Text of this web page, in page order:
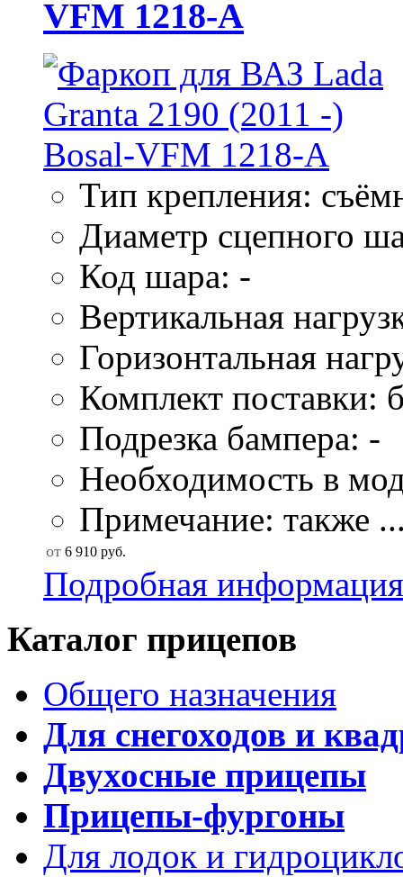
VFM 1218-A
Тип крепления:
Диаметр сцепного
Код шара: -
Вертикальная
Горизонтальная
Комплект поставки:
Подрезка бампера: -
Необходимость в
Примечание: также
от 6 910 руб.
Подробная информация
Каталог прицепов
Общего назначения
Для снегоходов и
Двухосные прицепы
Прицепы-фургоны
Для лодок и